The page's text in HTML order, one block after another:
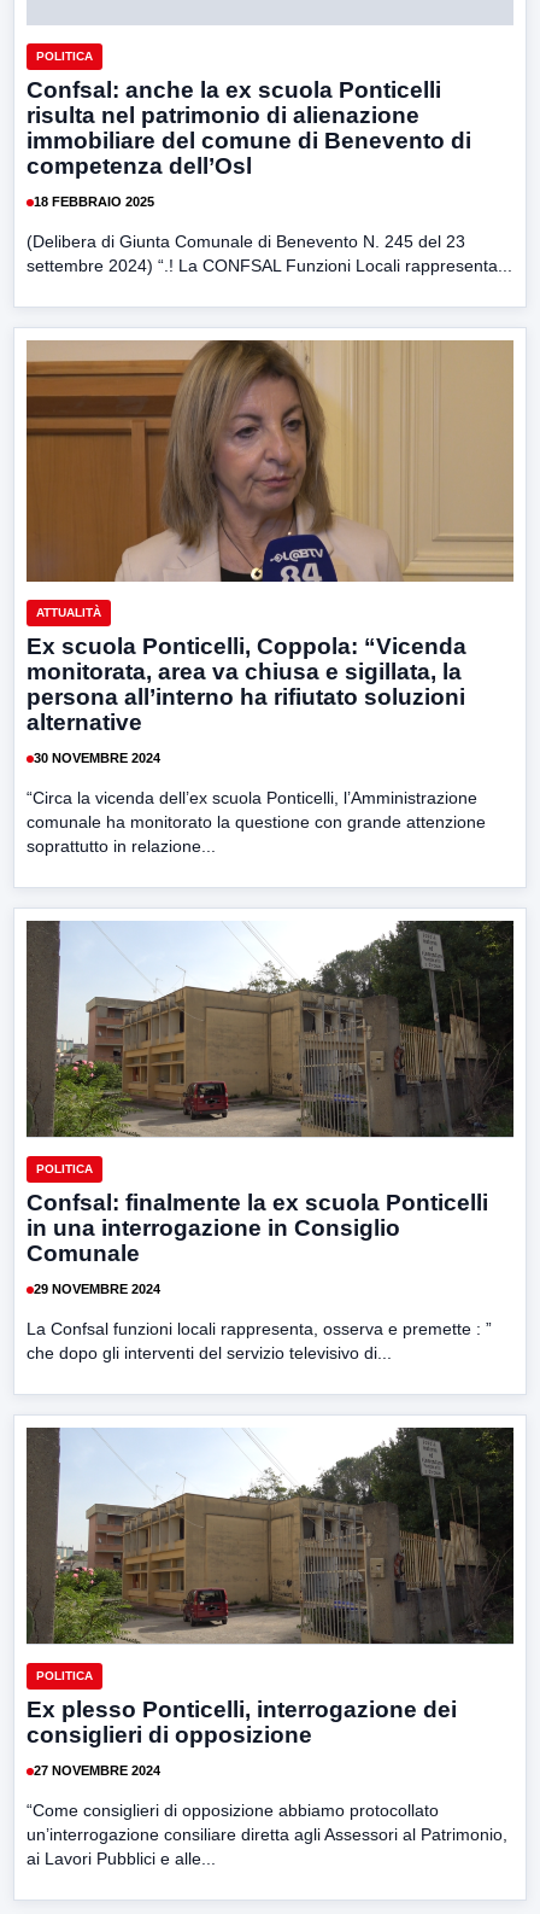
POLITICA
Confsal: anche la ex scuola Ponticelli
risulta nel patrimonio di alienazione
immobiliare del comune di Benevento di
competenza dell’Osl
18 FEBBRAIO 2025
(Delibera di Giunta Comunale di Benevento N. 245 del 23
settembre 2024) “.! La CONFSAL Funzioni Locali rappresenta...
ATTUALITÀ
Ex scuola Ponticelli, Coppola: “Vicenda
monitorata, area va chiusa e sigillata, la
persona all’interno ha rifiutato soluzioni
alternative
30 NOVEMBRE 2024
“Circa la vicenda dell’ex scuola Ponticelli, l’Amministrazione
comunale ha monitorato la questione con grande attenzione
soprattutto in relazione...
POLITICA
Confsal: finalmente la ex scuola Ponticelli
in una interrogazione in Consiglio
Comunale
29 NOVEMBRE 2024
La Confsal funzioni locali rappresenta, osserva e premette : ”
che dopo gli interventi del servizio televisivo di...
POLITICA
Ex plesso Ponticelli, interrogazione dei
consiglieri di opposizione
27 NOVEMBRE 2024
“Come consiglieri di opposizione abbiamo protocollato
un’interrogazione consiliare diretta agli Assessori al Patrimonio,
ai Lavori Pubblici e alle...